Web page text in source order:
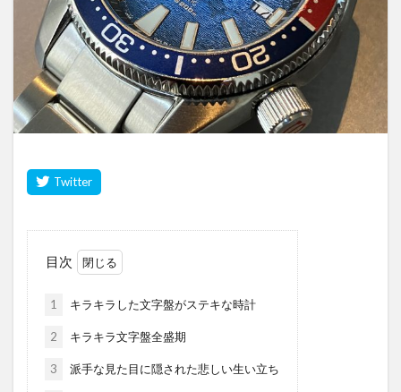
目次
1 キラキラした文字盤がステキな時計
2 キラキラ文字盤全盛期
3 派手な見た目に隠された悲しい生い立ち